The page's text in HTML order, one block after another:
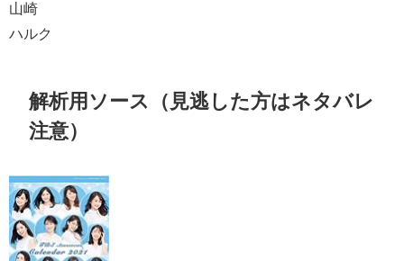
山崎
ハルク
解析用ソース（見逃した方はネタバレ
注意）